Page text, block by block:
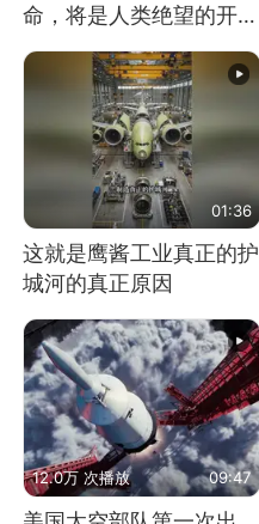
命，将是人类绝望的开
始？
01:36
这就是鹰酱工业真正的护
城河的真正原因
12.0万 次播放 09:47